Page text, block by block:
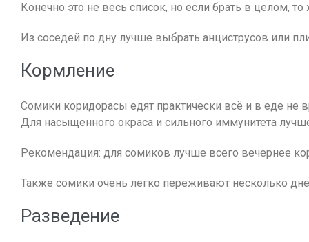
Конечно это не весь список, но если брать в целом,
Из соседей по дну лучше выбрать анциструсов или
Кормление
Сомики коридорасы едят практически всё и в еде
Для насыщенного окраса и сильного иммунитета
Рекомендация: для сомиков лучше всего вечернее
Также сомики очень легко переживают несколько
Разведение